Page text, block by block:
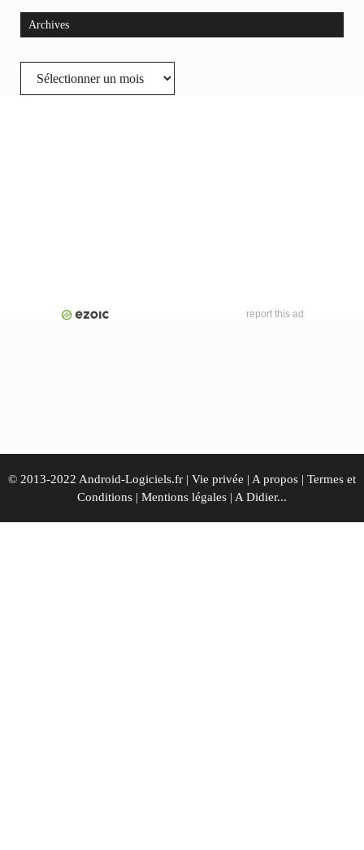
Archives
Archives
report this ad
© 2013-2022 Android-Logiciels.fr | Vie privée | A propos | Termes et
Conditions | Mentions légales | A Didier...